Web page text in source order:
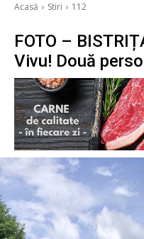
Acasă Stiri 112
FOTO –
Vivu! Două